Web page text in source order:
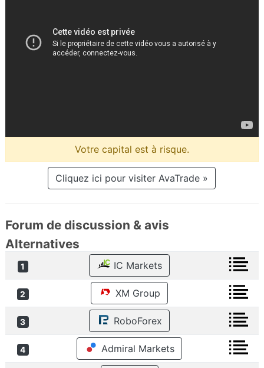
Votre capital est à risque.
Cliquez ici pour visiter AvaTrade »
Forum de discussion & avis
Alternatives
1 IC Markets
2 XM Group
3 RoboForex
4 Admiral Markets